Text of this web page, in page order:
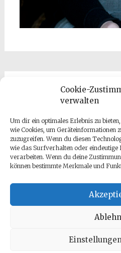
Cookie-
verwalten
Um dir ein optimales Erlebnis zu
wie Cookies, um Geräteinformationen
zuzugreifen. Wenn du diesen
wie das Surfverhalten oder eindeutige
verarbeiten. Wenn du deine
können bestimmte Merkmale und
Antje Gumz